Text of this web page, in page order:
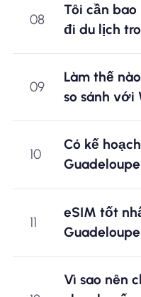
08
Tôi cần
đi du lịch
09
Làm thế
so sánh với
10
Có kế
11
eSIM tốt
Vì sao nên